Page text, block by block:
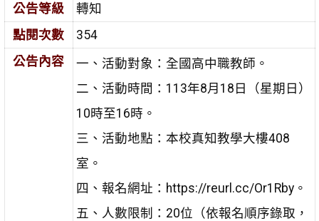
公告等級
轉知
點閱次數
354
公告內容
一、活動對象：全國高中職教師。
二、活動時間：113年8月18日（星期日）
10時至16時。
三、活動地點：本校真知教學大樓408
室。
四、報名網址：https://reurl.cc/Or1Rby。
五、人數限制：20位（依報名順序錄取，